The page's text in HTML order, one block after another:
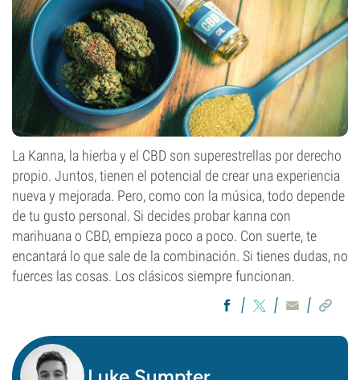
La Kanna, la hierba y el CBD son superestrellas por derecho
propio. Juntos, tienen el potencial de crear una experiencia
nueva y mejorada. Pero, como con la música, todo depende
de tu gusto personal. Si decides probar kanna con
marihuana o CBD, empieza poco a poco. Con suerte, te
encantará lo que sale de la combinación. Si tienes dudas, no
fuerces las cosas. Los clásicos siempre funcionan.